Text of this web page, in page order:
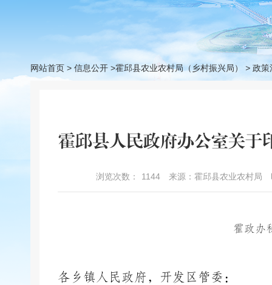
网站首页 > 信息公开 >霍邱县农业农村局（乡村振兴局） > 政策
霍邱县人民政府办公室关于
浏览次数： 1144 来源：霍邱县农业农村局
霍政办
各乡镇人民政府，开发区管委：